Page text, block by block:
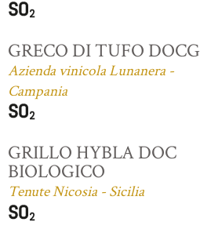
GRECO DI TUFO DOCG
Azienda vinicola Lunanera -
Campania
GRILLO HYBLA DOC
BIOLOGICO
Tenute Nicosia - Sicilia